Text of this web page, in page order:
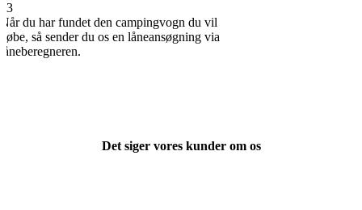
03
Når du har fundet den campingvogn du vil
købe, så sender du os en låneansøgning via
låneberegneren.
Det siger vores kunder om os